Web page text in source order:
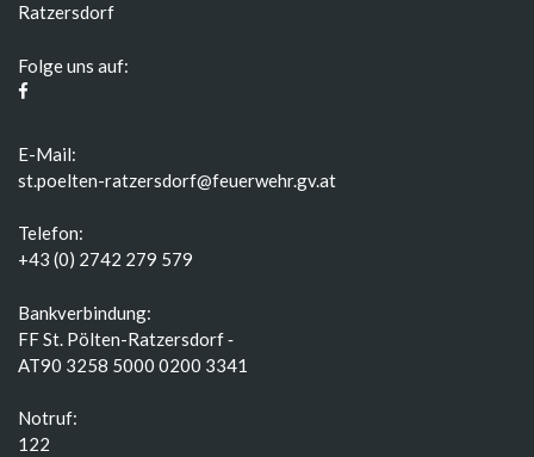
Ratzersdorf
Folge uns auf:
E-Mail:
st.poelten-ratzersdorf@feuerwehr.gv.at
Telefon:
+43 (0) 2742 279 579
Bankverbindung:
FF St. Pölten-Ratzersdorf ‑
AT90 3258 5000 0200 3341
Notruf:
122